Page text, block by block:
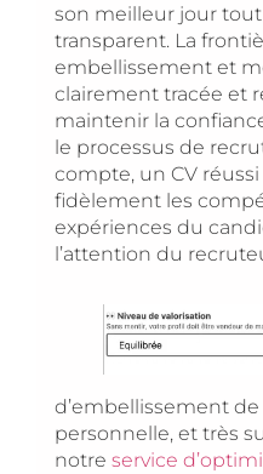
son meilleur jour
transparent. La
embellissement et
clairement tracée et
maintenir la
le processus de
compte, un CV
fidèlement les
expériences du
l’attention du
d’embellissement
personnelle, et très
notreservice